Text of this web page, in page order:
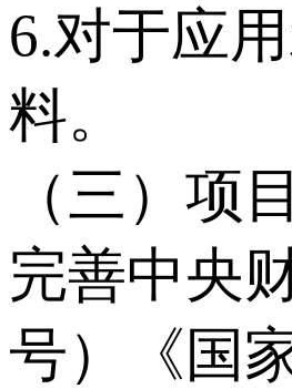
6.对于应
料。
（三）项
完善中央
号）《国